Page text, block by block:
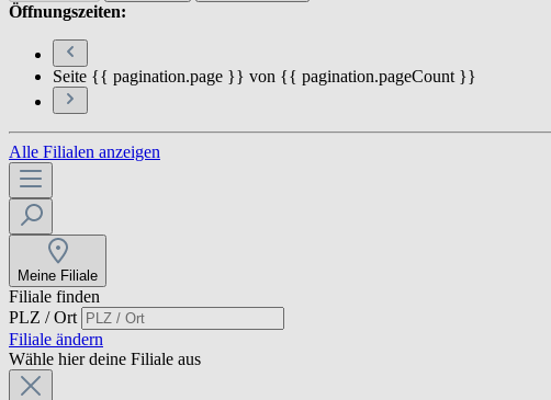
Öffnungszeiten:
Seite {{ pagination.page }} von {{ pagination.pageCount }}
Alle Filialen anzeigen
Meine Filiale
Filiale finden
PLZ / Ort
Filiale ändern
Wähle hier deine Filiale aus